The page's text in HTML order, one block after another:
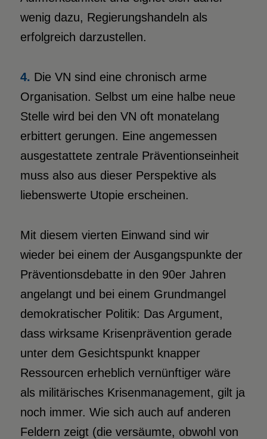
wenig dazu, Regierungshandeln als
erfolgreich darzustellen.
4. Die VN sind eine chronisch arme
Organisation. Selbst um eine halbe neue
Stelle wird bei den VN oft monatelang
erbittert gerungen. Eine angemessen
ausgestattete zentrale Präventionseinheit
muss also aus dieser Perspektive als
liebenswerte Utopie erscheinen.
Mit diesem vierten Einwand sind wir
wieder bei einem der Ausgangspunkte der
Präventionsdebatte in den 90er Jahren
angelangt und bei einem Grundmangel
demokratischer Politik: Das Argument,
dass wirksame Krisenprävention gerade
unter dem Gesichtspunkt knapper
Ressourcen erheblich vernünftiger wäre
als militärisches Krisenmanagement, gilt ja
noch immer. Wie sich auch auf anderen
Feldern zeigt (die versäumte, obwohl von